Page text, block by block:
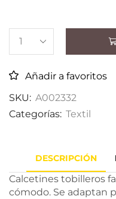
Añadir a favoritos
SKU: A002332
Categorías: Textil
DESCRIPCIÓN
Calcetines tobilleros
cómodo. Se adaptan